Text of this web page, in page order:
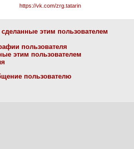
https://vk.com/zrg.tatarin
этим пользователем
пользователя
этим пользователем
пользователю